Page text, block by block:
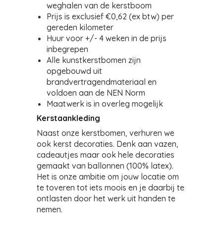
weghalen van de kerstboom
Prijs is exclusief €0,62 (ex btw) per
gereden kilometer
Huur voor +/- 4 weken in de prijs
inbegrepen
Alle kunstkerstbomen zijn
opgebouwd uit
brandvertragendmateriaal en
voldoen aan de NEN Norm
Maatwerk is in overleg mogelijk
Kerstaankleding
Naast onze kerstbomen, verhuren we
ook kerst decoraties. Denk aan vazen,
cadeautjes maar ook hele decoraties
gemaakt van ballonnen (100% latex).
Het is onze ambitie om jouw locatie om
te toveren tot iets moois en je daarbij te
ontlasten door het werk uit handen te
nemen.